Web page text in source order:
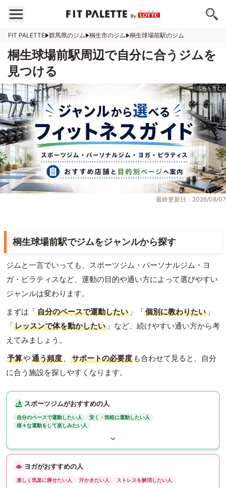
FIT PALETTE 群馬県のジム 桐生市のジム 桐生球場前駅のジム
桐生球場前駅周辺で自分に合うジムを
見つける
最終更新日：2026/08/07
桐生球場前駅でジムをジャンルから探す
ジムと一言でいっても、スポーツジム・パーソナルジム・ヨ
ガ・ピラティスなど、運動の目的や通い方によって選びやすい
ジャンルは変わります。
まずは「自分のペースで運動したい 」「個別に教わりたい 」
「レッスンで体を動かしたい 」など、続けやすい通い方から考
えてみましょう。
予算や通う頻度 、 サポートの必要度 も合わせて見ると、自分
に合う施設を探しやすくなります。
スポーツジムがおすすめの人
自分のペースで運動したい人
安く・気軽に運動したい人
様々な運動をして楽しみたい人
ヨガがおすすめの人
楽しく気楽に痩せたい人 汗かきたい人 ストレスを解消したい人